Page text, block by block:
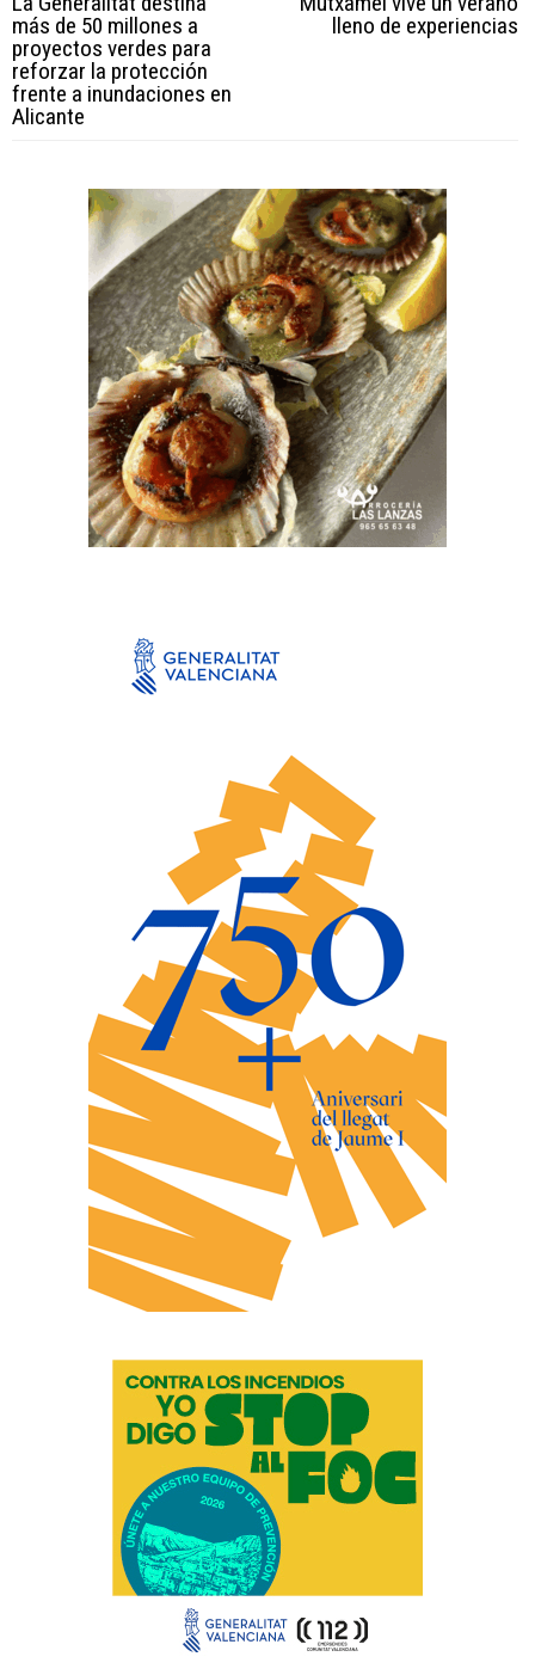
más de 50 millones a
proyectos verdes para
reforzar la protección
frente a inundaciones en
Alicante
lleno de experiencias